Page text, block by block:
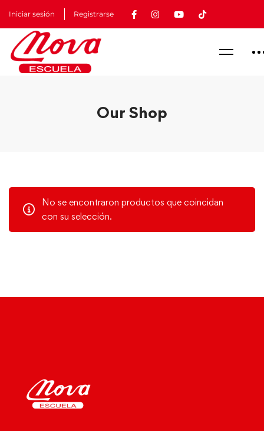
Iniciar sesión Registrarse
Our Shop
No se encontraron productos que coincidan
con su selección.